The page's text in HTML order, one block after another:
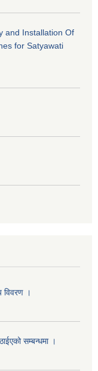
and Installation Of
for Satyawati
।
सम्बन्धमा ।